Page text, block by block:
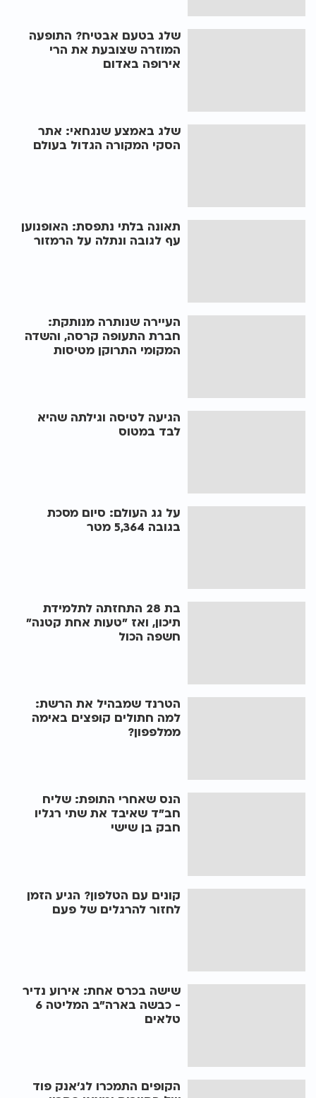
שלג בטעם אבטיח? התופעה
המוזרה שצובעת את הרי
אירופה באדום
שלג באמצע שנגחאי: אתר
הסקי המקורה הגדול בעולם
תאונה בלתי נתפסת: האופנוען
עף לגובה ונתלה על הרמזור
העיירה שנותרה מנותקת:
חברת התעופה קרסה, והשדה
המקומי התרוקן מטיסות
הגיעה לטיסה וגילתה שהיא
לבד במטוס
על גג העולם: סיום מסכת
בגובה 5,364 מטר
בת 28 התחזתה לתלמידת
תיכון, ואז "טעות אחת קטנה"
חשפה הכול
הטרנד שמבהיל את הרשת:
למה חתולים קופצים באימה
ממלפפון?
הנס שאחרי התופת: שליח
חב"ד שאיבד את שתי רגליו
חבק בן שישי
קונים עם הטלפון? הגיע הזמן
לחזור להרגלים של פעם
שישה בכרס אחת: אירוע נדיר
- כבשה בארה"ב המליטה 6
טלאים
הקופים התמכרו לג'אנק פוד